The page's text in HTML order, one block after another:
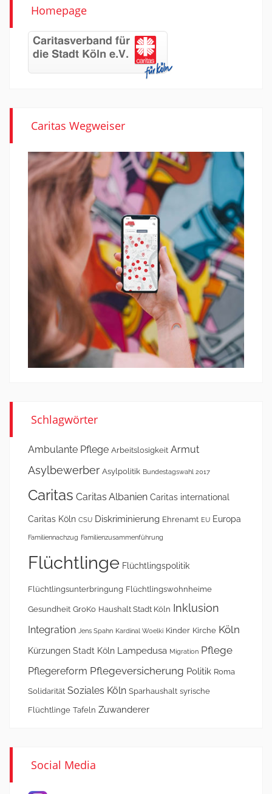
Homepage
Caritas Wegweiser
Schlagwörter
Ambulante Pflege Arbeitslosigkeit Armut
Asylbewerber Asylpolitik Bundestagswahl 2017
Caritas Caritas Albanien Caritas international
Caritas Köln CSU Diskriminierung Ehrenamt EU Europa
Familiennachzug Familienzusammenführung
Flüchtlinge Flüchtlingspolitik
Flüchtlingsunterbringung Flüchtlingswohnheime
Gesundheit GroKo Haushalt Stadt Köln Inklusion
Integration Jens Spahn Kardinal Woelki Kinder Kirche Köln
Kürzungen Stadt Köln Lampedusa Migration Pflege
Pflegereform Pflegeversicherung Politik Roma
Solidarität Soziales Köln Sparhaushalt syrische
Flüchtlinge Tafeln Zuwanderer
Social Media